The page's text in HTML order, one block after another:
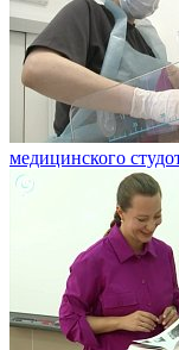
медицинского